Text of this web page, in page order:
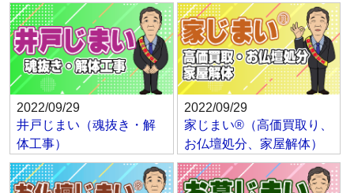
2022/09/29
井戸じまい（魂抜き・解
体工事）
2022/09/29
家じまい®（高価買取り、
お仏壇処分、家屋解体）